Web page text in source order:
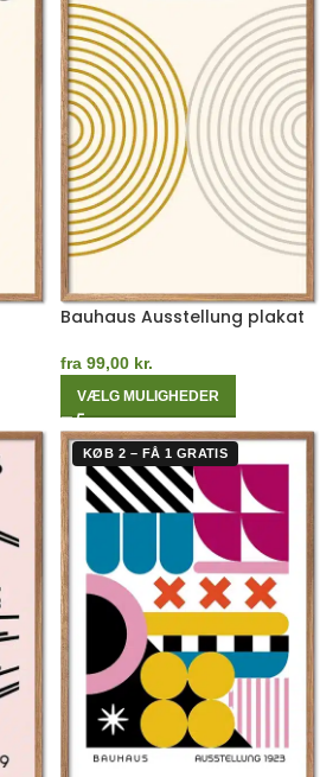
Bauhaus Ausstellung plakat
fra 99,00 kr.
VÆLG MULIGHEDER
KØB 2 – FÅ 1 GRATIS